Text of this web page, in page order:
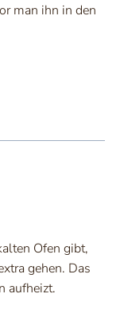
man ihn in den
Ofen gibt,
gehen. Das
aufheizt.